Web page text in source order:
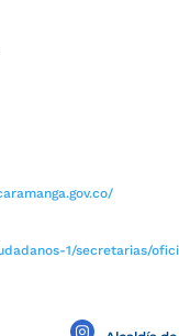
1/secretarias/